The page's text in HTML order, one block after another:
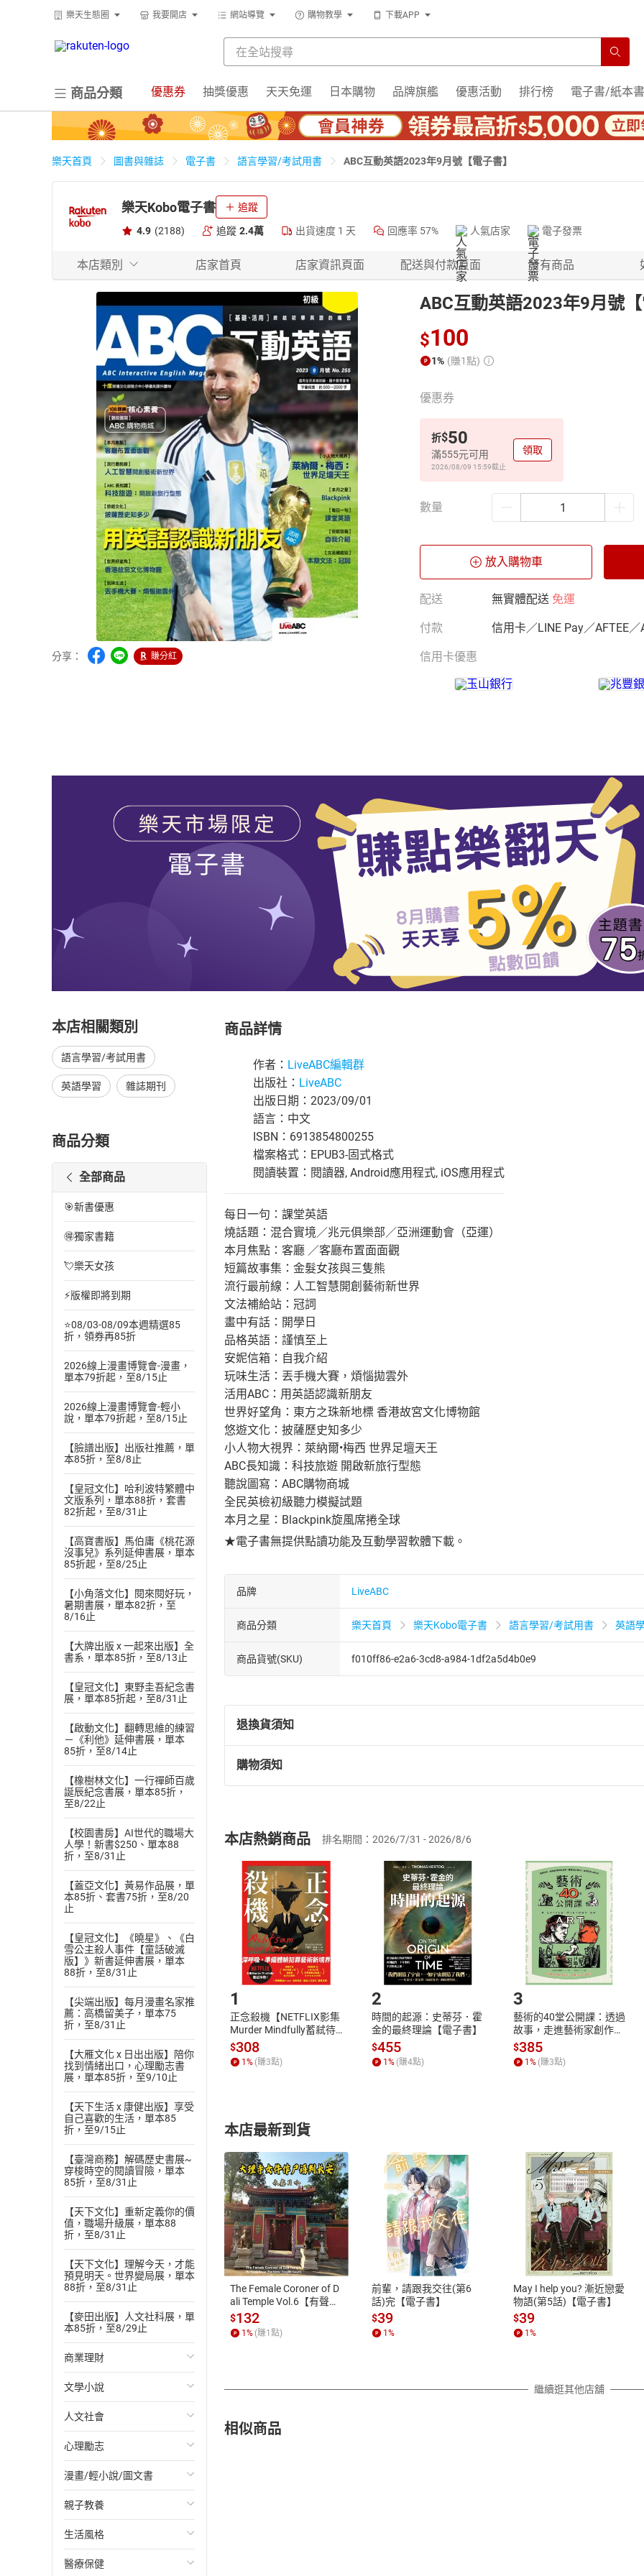
樂天生態圈 我要開店 網站導覽 購物教學 下載APP
商品分類 優惠券 抽獎優惠 天天免運 日本購物 品牌旗艦 優惠活動 排行榜 電子書/紙本書
樂天首頁 圖書與雜誌 電子書 語言學習/考試用書 ABC互動英語2023年9月號【電子書】
樂天Kobo電子書 追蹤
4.9 (2188) 追蹤 2.4萬 出貨速度 1 天 回應率 57% 人氣店家 電子發票
本店類別 店家首頁 店家資訊頁面 配送與付款頁面 所有商品
分享： 賺分紅
ABC互動英語2023年9月號
$100
1% (賺1點)
優惠券
折$50
滿555元可用
2026/08/09 15:59截止
領取
數量
放入購物車
配送 無實體配送 免運
付款 信用卡／LINE Pay／AFTEE／
信用卡優惠
本店相關類別
語言學習/考試用書
英語學習 雜誌期刊
商品分類
全部商品
🎯新書優惠
🉐獨家書籍
💘樂天女孩
⚡版權即將到期
⭐08/03-08/09本週精選85
折，領券再85折
2026線上漫畫博覽會-漫畫，
單本79折起，至8/15止
2026線上漫畫博覽會-輕小
說，單本79折起，至8/15止
【臉譜出版】出版社推薦，單
本85折，至8/8止
【皇冠文化】哈利波特繁體中
文版系列，單本88折，套書
82折起，至8/31止
【高寶書版】馬伯庸《桃花源
沒事兒》系列延伸書展，單本
85折起，至8/25止
【小角落文化】閱來閱好玩，
暑期書展，單本82折，至
8/16止
【大牌出版 x 一起來出版】全
書系，單本85折，至8/13止
【皇冠文化】東野圭吾紀念書
展，單本85折起，至8/31止
【啟動文化】翻轉思維的練習
－《利他》延伸書展，單本
85折，至8/14止
【橡樹林文化】一行禪師百歲
誕辰紀念書展，單本85折，
至8/22止
【校園書房】AI世代的職場大
人學！新書$250、單本88
折，至8/31止
【蓋亞文化】黃易作品展，單
本85折、套書75折，至8/20
止
【皇冠文化】《曉星》、《白
雪公主殺人事件【童話破滅
版】》新書延伸書展，單本
88折，至8/31止
【尖端出版】每月漫畫名家推
薦：高橋留美子，單本75
折，至8/31止
【大雁文化 x 日出出版】陪你
找到情緒出口，心理勵志書
展，單本85折，至9/10止
【天下生活 x 康健出版】享受
自己喜歡的生活，單本85
折，至9/15止
【臺灣商務】解碼歷史書展~
穿梭時空的閱讀冒險，單本
85折，至8/31止
【天下文化】重新定義你的價
值，職場升級展，單本88
折，至8/31止
【天下文化】理解今天，才能
預見明天。世界變局展，單本
88折，至8/31止
【麥田出版】人文社科展，單
本85折，至8/29止
商業理財
投資理財
經濟/趨勢
財務/金融
管理/領導
職場工作術
成功法
行銷/廣告
文學小說
歐美文學
日本文學
韓國文學
華文文學
經典文學
成長/家庭生活小說
人文社會
國際關係
政治
社會科學
台灣/中國歷史
日/韓歷史
心理勵志
心靈成長/情緒
人際關係
兩性關係
心理學
漫畫/輕小說/圖文書
輕小說
奇幻/科幻
愛情故事
親子教養
教育現場
兒童文學/故事
生活風格
飲食/食譜
醫療保健
商品詳情
作者： LiveABC編輯群
出版社： LiveABC
出版日期：2023/09/01
語言：中文
ISBN：6913854800255
檔案格式：EPUB3-固式格式
閱讀裝置：閱讀器, Android應用程式, iOS應用程式
每日一句：課堂英語
燒話題：混合實境／兆元俱樂部／亞洲運動會（亞運）
本月焦點：客廳 ／客廳布置面面觀
短篇故事集：金髮女孩與三隻熊
流行最前線：人工智慧開創藝術新世界
文法補給站：冠詞
畫中有話：開學日
品格英語：謹慎至上
安妮信箱：自我介紹
玩味生活：丟手機大賽，煩惱拋雲外
活用ABC：用英語認識新朋友
世界好望角：東方之珠新地標 香港故宮文化博物館
悠遊文化：披薩歷史知多少
小人物大視界：萊納爾•梅西 世界足壇天王
ABC長知識：科技旅遊 開啟新旅行型態
聽說圖寫：ABC購物商城
全民英檢初級聽力模擬試題
本月之星：Blackpink旋風席捲全球
★電子書無提供點讀功能及互動學習軟體下載。
品牌 LiveABC
商品分類 樂天首頁 樂天Kobo電子書 語言學習/考試用書 英語
商品貨號(SKU) f010ff86-e2a6-3cd8-a984-1df2a5d4b0e9
退換貨須知
退換貨規定：
(一)依消費者保護法第19條第1項後段暨通訊交易解除權合理例外情事適用
(二)消費者訂購本店鋪之商品即代表知悉本店鋪所銷售之商品為電子書，
且已下載/存取電子書，不得請求退貨退款。
退貨方式：您欲取消訂單或辦理退貨時，請登入樂天市場，並於「我的訂單
貨」，本店鋪將依您的申請進行審核，待審核通過後將為您辦理退款事宜。
請注意，樂天市場須以整筆訂單為單位進行取消/退貨，恕無法以單支商品取
購物須知
挑選商品
Choose
放入購物車
Shopping cart
登入帳號
Login
購書後，如何開始使用？
Step1.選擇閱讀載具 Step2.登入
付款方式
ATM轉帳、信用卡、LINE PAY、AFTEE
退換貨規範
本店是否提供消費者保護法七日猶
之權利，遽消費者保護法及通訊交
除權合理例外情事適用準則，依商
質各有不同規定。詳細退換貨說明
照各商品說明。
本店熱銷商品 排名期間：2026/7/31 - 2026/8/6
1
正念殺機【NETFLIX影集
Murder Mindfully蓄弒待
發】【電子書】
$308
1% (賺3點)
2
時間的起源：史蒂芬．霍
金的最終理論【電子書】
$455
1% (賺4點)
3
藝術的40堂公開課：透過
故事，走進藝術家創作現
場，看藝術如何誕生、如
何形塑人類生活【電子
書】
$385
1% (賺3點)
本店最新到貨
The Female Coroner of D
ali Temple Vol.6【有聲
書】
$132
1 % (賺1 點)
前輩，請跟我交往(第6
話)完【電子書】
$39
1 %
May I help you? 漸近戀愛
物語(第5話)【電子書】
$39
1 %
繼續逛其他店舖
相似商品